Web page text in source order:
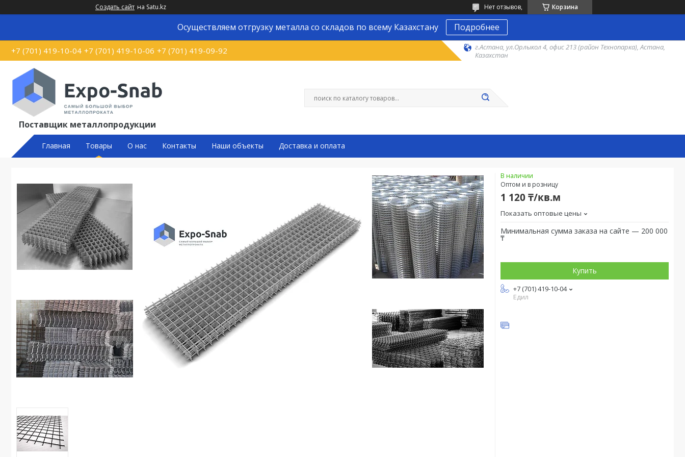
Создать сайт на Satu.kz Корзина
Нет отзывов,
Осуществляем отгрузку металла со складов по всему Казахстану Подробнее
+7 (701) 419-10-04 +7 (701) 419-10-06 +7 (701) 419-09-92
г.Астана, ул.Орлыкол 4, офис 213 (район Технопарка), Астана,
Казахстан
Поставщик металлопродукции
Главная Товары О нас Контакты Наши объекты Доставка и оплата
В наличии
Оптом и в розницу
1 120 ₸/кв.м
Показать оптовые цены
Минимальная сумма заказа на сайте — 200 000
₸
Купить
+7 (701) 419-10-04
Едил